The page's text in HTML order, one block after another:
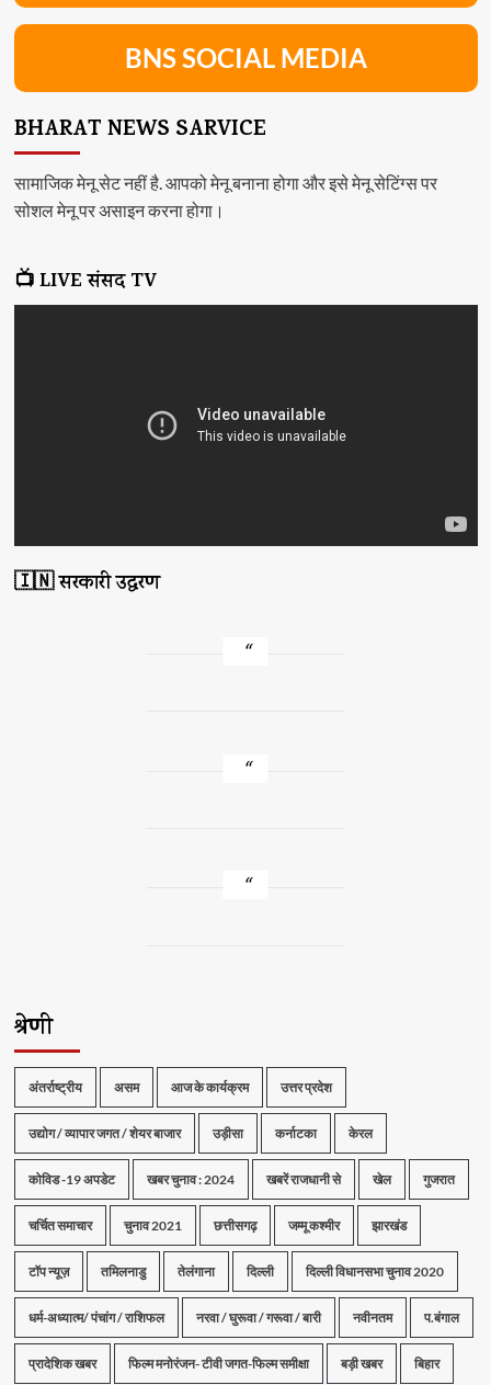
BNS SOCIAL MEDIA
BHARAT NEWS SARVICE
सामाजिक मेनू सेट नहीं है. आपको मेनू बनाना होगा और इसे मेनू सेटिंग्स पर
सोशल मेनू पर असाइन करना होगा।
📺 LIVE संसद TV
🇮🇳 सरकारी उद्धरण
श्रेणी
अंतर्राष्ट्रीय असम आज के कार्यक्रम उत्तर प्रदेश
उद्योग / व्यापार जगत / शेयर बाजार उड़ीसा कर्नाटका केरल
कोविड -19 अपडेट खबर चुनाव : 2024 खबरें राजधानी से खेल गुजरात
चर्चित समाचार चुनाव 2021 छत्तीसगढ़ जम्मू कश्मीर झारखंड
टॉप न्यूज़ तमिलनाडु तेलंगाना दिल्ली दिल्ली विधानसभा चुनाव 2020
धर्म-अध्यात्म/ पंचांग / राशिफल नरवा / घुरूवा / गरूवा / बारी नवीनतम प.बंगाल
प्रादेशिक खबर फिल्म मनोरंजन- टीवी जगत-फिल्म समीक्षा बड़ी खबर बिहार